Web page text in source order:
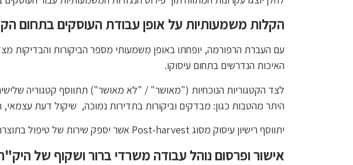
הקלות משמעותיות על אופן עבודת העוסקים בתחום
עם העברת הרפורמה, יופחתו באופן משמעותי מספר הביקורות והבדיקות
האיכות הנדרשים בתחום עיסוקו.
לצד הקטגוריות הנוכחיות ("מאושר" / "לא מאושר") תתווסף קטגוריה
היתר מהטבות כגון: מבדקים וביקורות בתדירות נמוכה, שיקול דעת עצמאי, חידוש
יתווסף רישיון עיסוק מסוג Post-harvest אשר יספק שירות של טיפול בתוצרת לאחר קציר בלבד. תתבטל החובה על הפרדה תאגידית בין המקטעים השונים בשרשרת.
אישור ופרסום נוהל עבודה משרדי ברור ושקוף של